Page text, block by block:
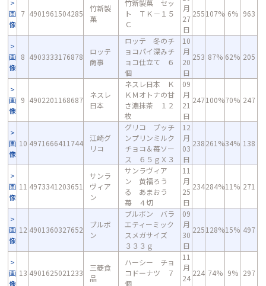
画
像
7 4901961504285
竹新製
菓
竹新製菓 セッ
ト ＴＫ－１５
Ｃ
月
27
日
255107% 6% 963
画
像
8 4903333176878
ロッテ
商事
ロッテ 冬のチ
ョコパイ深みチ
ョコ仕立て ６
個
10
月
20
日
253 87% 62% 205
画
像
9 4902201168687
ネスレ
日本
ネスレ日本 Ｋ
ＫＭオトナの甘
さ濃抹茶 １２
枚
09
月
21
日
247100%70% 247
画
像
10 4971666411744
江崎グ
リコ
グリコ プッチ
ンプリンミルク
チョコ＆苺ソー
ス ６５ｇＸ３
12
月
03
日
238261%34% 138
画
像
11 4973341203651
サンラ
ヴィア
ン
サンラヴィア
ン 黄福ろう
る あまおう
苺 ４切
11
月
25
日
234284%11% 271
画
像
12 4901360327652
ブルボ
ン
ブルボン バラ
エティーミック
スメガサイズ
３３３ｇ
09
月
30
日
225128%15% 497
画
像
13 4901625021233
三菱食
品
ハーシー チョ
コドーナツ ７
個
11
月
24
224 74% 9% 297